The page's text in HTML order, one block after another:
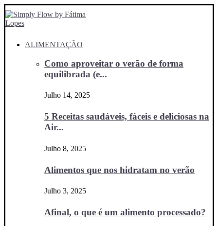
ALIMENTAÇÃO
Como aproveitar o verão de forma
equilibrada (e...
Julho 14, 2025
5 Receitas saudáveis, fáceis e deliciosas na
Air...
Julho 8, 2025
Alimentos que nos hidratam no verão
Julho 3, 2025
Afinal, o que é um alimento processado?